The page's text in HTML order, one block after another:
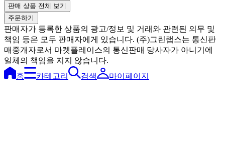
판매 상품 전체 보기
주문하기
판매자가 등록한 상품의 광고/정보 및 거래와 관련된 의무 및
책임 등은 모두 판매자에게 있습니다. (주)그린랩스는 통신판
매중개자로서 마켓플레이스의 통신판매 당사자가 아니기에
일체의 책임을 지지 않습니다.
홈
카테고리 검색 마이페이지